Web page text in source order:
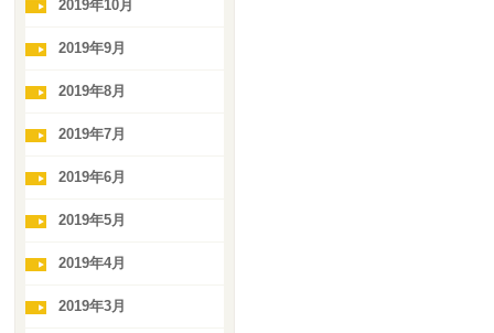
2019年10月
2019年9月
2019年8月
2019年7月
2019年6月
2019年5月
2019年4月
2019年3月